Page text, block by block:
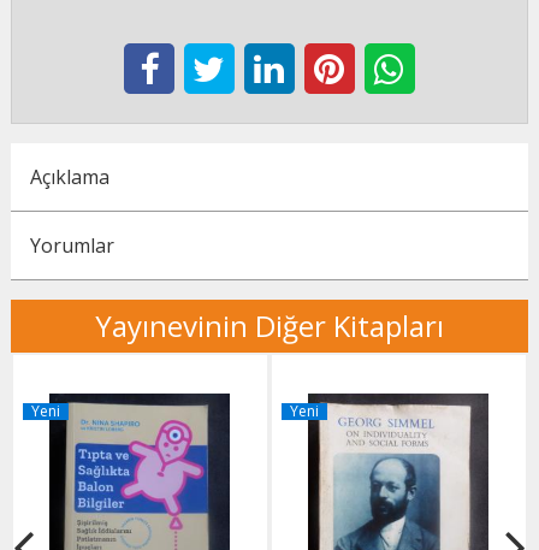
Açıklama
Yorumlar
Yayınevinin Diğer Kitapları
Yeni Yeni